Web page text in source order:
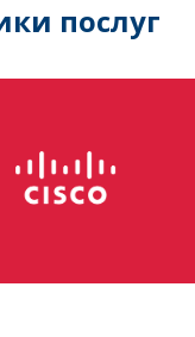
послуг